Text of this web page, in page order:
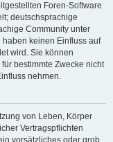
Foren-Software
deutschsprachige
Community unter
keinen Einfluss auf
wird. Sie können
bestimmte Zwecke nicht
nehmen.
von Leben, Körper
Vertragspflichten
vorsätzliches oder grob